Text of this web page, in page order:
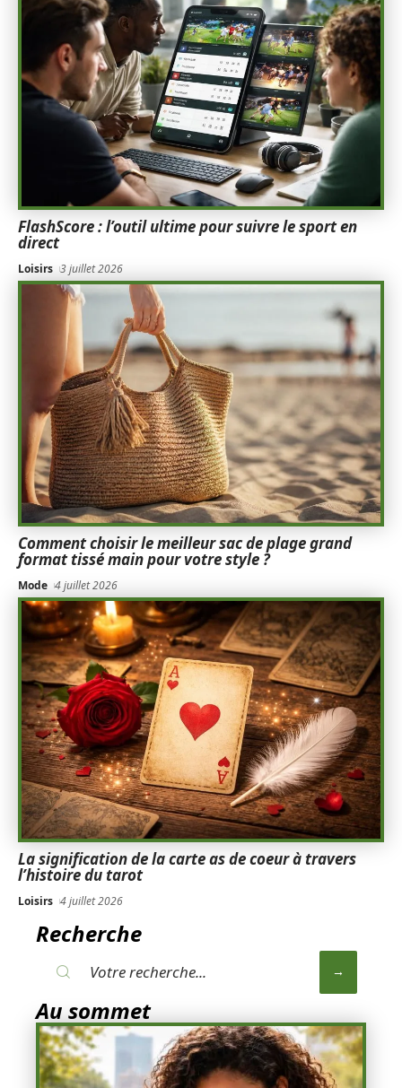
FlashScore : l’outil ultime pour suivre le sport en
direct
Loisirs 3 juillet 2026
Comment choisir le meilleur sac de plage grand
format tissé main pour votre style ?
Mode 4 juillet 2026
La signification de la carte as de coeur à travers
l’histoire du tarot
Loisirs 4 juillet 2026
Recherche
Au sommet